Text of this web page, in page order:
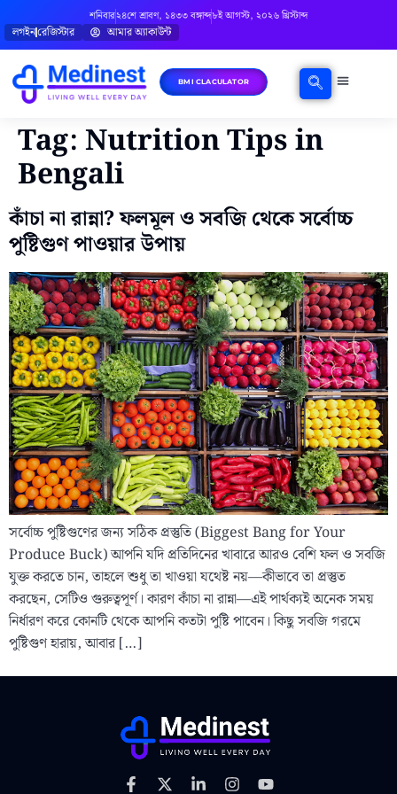
শনিবার২৪শে শ্রাবণ, ১৪৩৩ বঙ্গাব্দ৮ই আগস্ট, ২০২৬ খ্রিস্টাব্দ
লগইনরেজিস্টার আমার অ্যাকাউন্ট
BMI CLACULATOR
Tag:Nutrition Tips in
Bengali
কাঁচা না রান্না? ফলমূল ও সবজি থেকে সর্বোচ্চ
পুষ্টিগুণ পাওয়ার উপায়
সর্বোচ্চ পুষ্টিগুণের জন্য সঠিক প্রস্তুতি (Biggest Bang for Your
Produce Buck) আপনি যদি প্রতিদিনের খাবারে আরও বেশি ফল ও সবজি
যুক্ত করতে চান, তাহলে শুধু তা খাওয়া যথেষ্ট নয়—কীভাবে তা প্রস্তুত
করছেন, সেটিও গুরুত্বপূর্ণ। কারণ কাঁচা না রান্না—এই পার্থক্যই অনেক সময়
নির্ধারণ করে কোনটি থেকে আপনি কতটা পুষ্টি পাবেন। কিছু সবজি গরমে
পুষ্টিগুণ হারায়, আবার […]